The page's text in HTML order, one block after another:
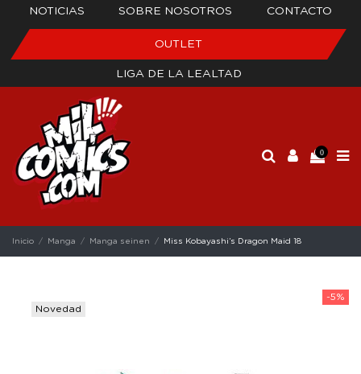
NOTICIAS SOBRE NOSOTROS CONTACTO
OUTLET
LIGA DE LA LEALTAD
0
Inicio Manga Manga seinen Miss Kobayashi’s Dragon Maid 18
-5%
Novedad